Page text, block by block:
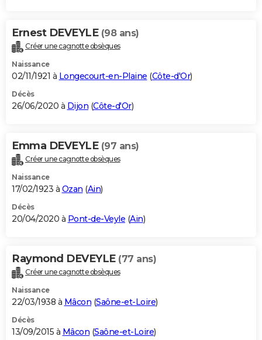
Ernest DEVEYLE (98 ans)
Créer une cagnotte obsèques
Naissance
02/11/1921 à Longecourt-en-Plaine (Côte-d'Or)
Décès
26/06/2020 à Dijon (Côte-d'Or)
Emma DEVEYLE (97 ans)
Créer une cagnotte obsèques
Naissance
17/02/1923 à Ozan (Ain)
Décès
20/04/2020 à Pont-de-Veyle (Ain)
Raymond DEVEYLE (77 ans)
Créer une cagnotte obsèques
Naissance
22/03/1938 à Mâcon (Saône-et-Loire)
Décès
13/09/2015 à Mâcon (Saône-et-Loire)